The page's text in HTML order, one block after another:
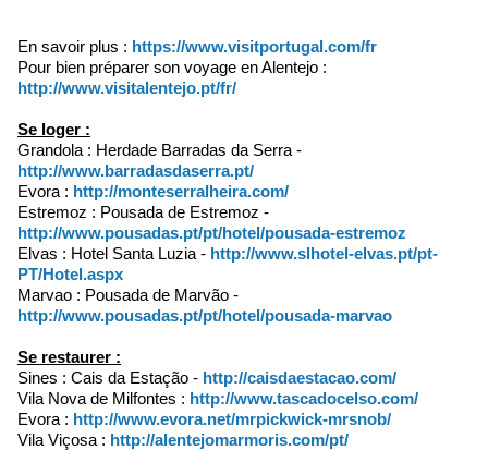
En savoir plus : https://www.visitportugal.com/fr
Pour bien préparer son voyage en Alentejo :
http://www.visitalentejo.pt/fr/
Se loger :
Grandola : Herdade Barradas da Serra -
http://www.barradasdaserra.pt/
Evora : http://monteserralheira.com/
Estremoz : Pousada de Estremoz -
http://www.pousadas.pt/pt/hotel/pousada-estremoz
Elvas : Hotel Santa Luzia - http://www.slhotel-elvas.pt/pt-
PT/Hotel.aspx
Marvao : Pousada de Marvão -
http://www.pousadas.pt/pt/hotel/pousada-marvao
Se restaurer :
Sines : Cais da Estação - http://caisdaestacao.com/
Vila Nova de Milfontes : http://www.tascadocelso.com/
Evora : http://www.evora.net/mrpickwick-mrsnob/
Vila Viçosa : http://alentejomarmoris.com/pt/